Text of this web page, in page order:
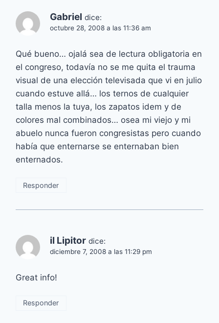
Gabriel dice:
octubre 28, 2008 a las 11:36 am
Qué bueno… ojalá sea de lectura obligatoria en
el congreso, todavía no se me quita el trauma
visual de una elección televisada que vi en julio
cuando estuve allá… los ternos de cualquier
talla menos la tuya, los zapatos idem y de
colores mal combinados… osea mi viejo y mi
abuelo nunca fueron congresistas pero cuando
había que enternarse se enternaban bien
enternados.
Responder
il Lipitor dice:
diciembre 7, 2008 a las 11:29 pm
Great info!
Responder